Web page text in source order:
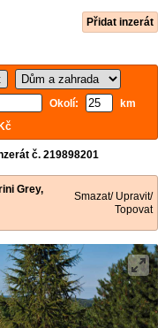
Přidat inzerát
Okolí:
km
č. 219898201
Grey,
Smazat/ Upravit/
Topovat